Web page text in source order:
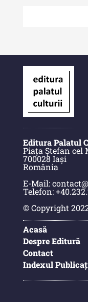
Revista
2023
Indexul
Buletinul
de Istorie a
Buletinul
Muzeului
XXIV / 2018
Buletinul
Muzeului
XXIII / 2017
Buletinul
Muzeului
XXII / 2016
Indexul
Editura Palatul
Piața Ștefan cel
700028 Iași
România
E-Mail:
Telefon:
© Copyright
Acasă
Despre Editură
Contact
Indexul